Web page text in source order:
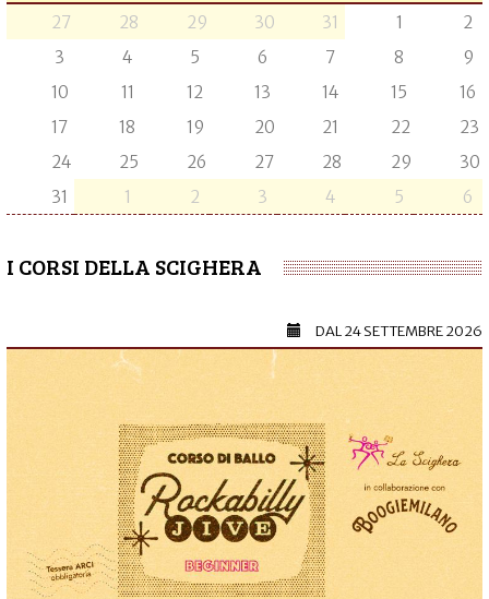
27 28 29 30 31 1
2
3
4 5 6 7 8
9
10
11 12 13 14 15
16
17
18 19 20 21 22
23
24
25 26 27 28 29
30
31
1 2 3 4 5 6
I CORSI DELLA SCIGHERA
DAL24 SETTEMBRE 2026